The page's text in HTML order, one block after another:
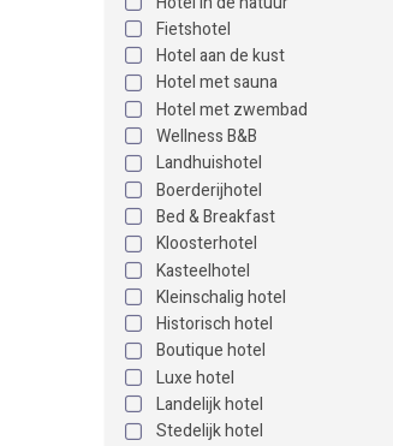
Fietshotel
Hotel aan de kust
Hotel met sauna
Hotel met zwembad
Wellness B&B
Landhuishotel
Boerderijhotel
Bed & Breakfast
Kloosterhotel
Kasteelhotel
Kleinschalig hotel
Historisch hotel
Boutique hotel
Luxe hotel
Landelijk hotel
Stedelijk hotel